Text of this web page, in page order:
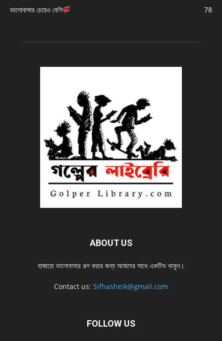
ভালোবাসার চেয়েও বেশি
78
ABOUT US
হাজারো ভালোবাসার গল্প করার জন্য আমাদের সাথে একটিভ থাকুন।
Contact us: Sifhasheik@gmail.com
FOLLOW US